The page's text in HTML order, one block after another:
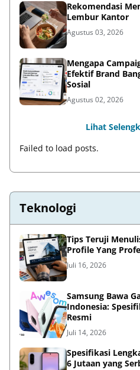
Rekomendasi
Lembur Kantor
Agustus 03, 2026
Mengapa
Efektif Brand
Sosial
Agustus 02, 2026
Lihat
Failed to load posts.
Teknologi
Tips Teruji
Profile Yang
Juli 16, 2026
Samsung Bawa
Indonesia:
Resmi
Juli 14, 2026
Spesifikasi
6 Jutaan yang